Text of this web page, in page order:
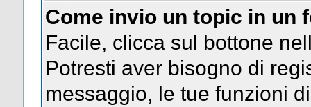
Come invio un topic in un
Facile, clicca sul bottone
Potresti aver bisogno di
messaggio, le tue funzioni